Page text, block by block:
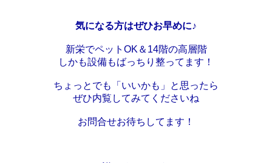
気になる方はぜひお早めに♪
新栄でペットOK＆14階の高層階
しかも設備もばっちり整ってます！
ちょっとでも「いいかも」と思ったら
ぜひ内覧してみてくださいね
お問合せお待ちしてます！